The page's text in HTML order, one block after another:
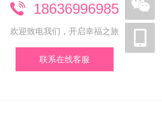
18636996985
欢迎致电我们，开启幸福之旅
联系在线客服